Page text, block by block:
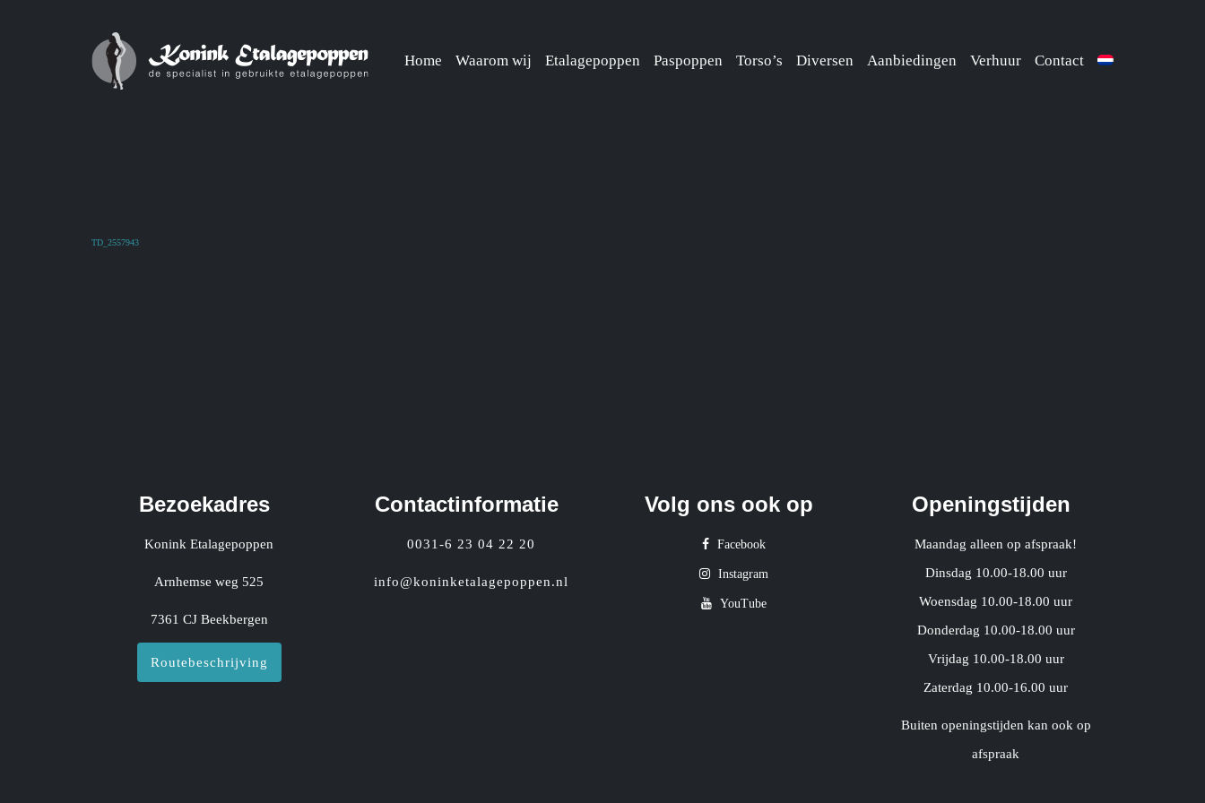
Home Waarom wij Etalagepoppen Paspoppen Torso’s Diversen Aanbiedingen Verhuur Contact
TD_2557943
Bezoekadres
Konink Etalagepoppen
Arnhemse weg 525
7361 CJ Beekbergen
Routebeschrijving
Contactinformatie
0031-6 23 04 22 20
info@koninketalagepoppen.nl
Volg ons ook op
Facebook
Instagram
YouTube
Openingstijden
Maandag alleen op afspraak!
Dinsdag 10.00-18.00 uur
Woensdag 10.00-18.00 uur
Donderdag 10.00-18.00 uur
Vrijdag 10.00-18.00 uur
Zaterdag 10.00-16.00 uur
Buiten openingstijden kan ook op
afspraak